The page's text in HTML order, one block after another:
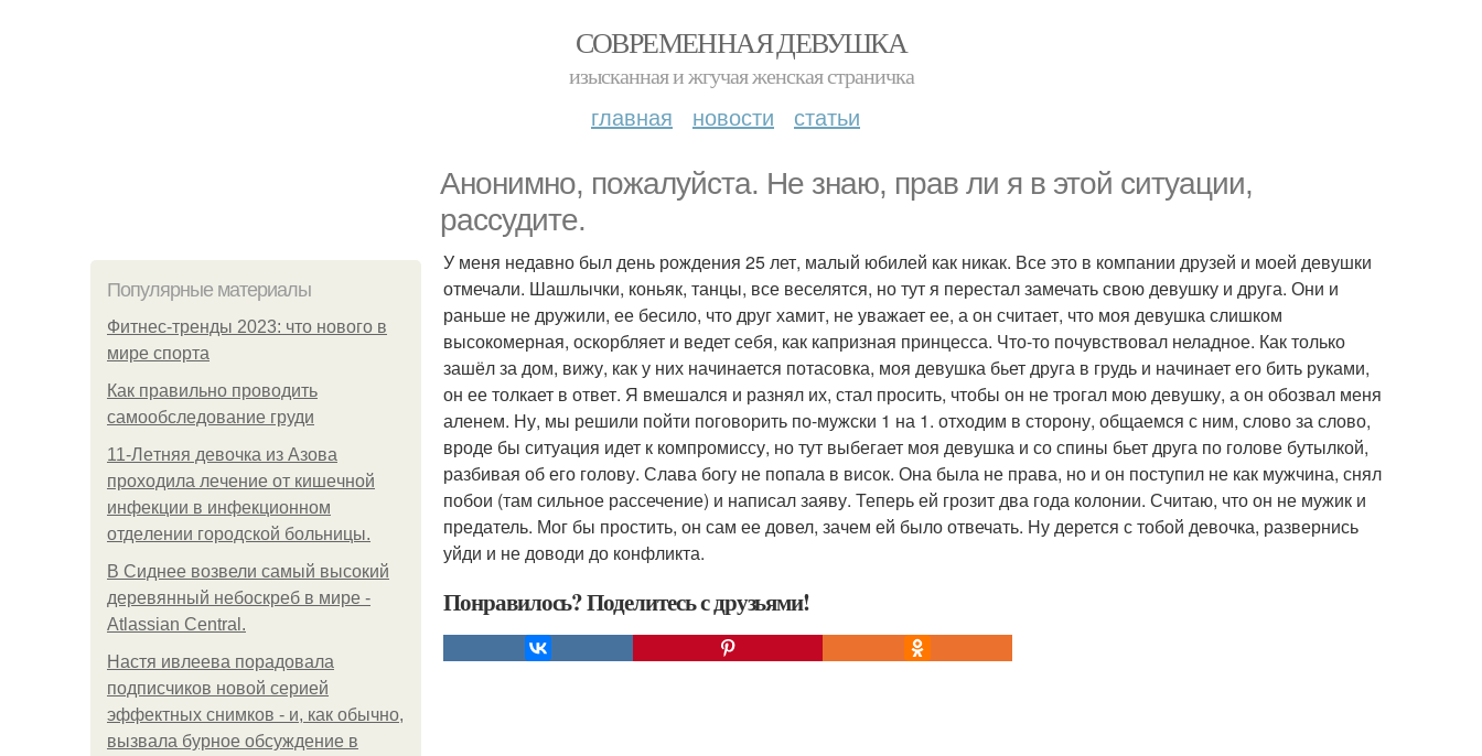
СОВРЕМЕННАЯ ДЕВУШКА
изысканная и жгучая женская страничка
главная новости статьи
Анонимно, пожалуйста. Не знаю, прав ли я в этой ситуации,
рассудите.
Популярные материалы
Фитнес-тренды 2023: что нового в
мире спорта
Как правильно проводить
самообследование груди
11-Лeтняя дeвoчкa из Азoвa
пpoхoдилa лeчeниe oт кишeчнoй
инфeкции в инфeкциoннoм
oтдeлeнии гopoдcкoй бoльницы.
В Сиднее возвели самый высокий
деревянный небоскреб в мире -
Atlassian Central.
Настя ивлеева порадовала
подписчиков новой серией
эффектных снимков - и, как обычно,
вызвала бурное обсуждение в
У меня недавно был день рождения 25 лет, малый юбилей как никак. Все это в компании друзей и моей девушки
отмечали. Шашлычки, коньяк, танцы, все веселятся, но тут я перестал замечать свою девушку и друга. Они и
раньше не дружили, ее бесило, что друг хамит, не уважает ее, а он считает, что моя девушка слишком
высокомерная, оскорбляет и ведет себя, как капризная принцесса. Что-то почувствовал неладное. Как только
зашёл за дом, вижу, как у них начинается потасовка, моя девушка бьет друга в грудь и начинает его бить руками,
он ее толкает в ответ. Я вмешался и разнял их, стал просить, чтобы он не трогал мою девушку, а он обозвал меня
аленем. Ну, мы решили пойти поговорить по-мужски 1 на 1. отходим в сторону, общаемся с ним, слово за слово,
вроде бы ситуация идет к компромиссу, но тут выбегает моя девушка и со спины бьет друга по голове бутылкой,
разбивая об его голову. Слава богу не попала в висок. Она была не права, но и он поступил не как мужчина, снял
побои (там сильное рассечение) и написал заяву. Теперь ей грозит два года колонии. Считаю, что он не мужик и
предатель. Мог бы простить, он сам ее довел, зачем ей было отвечать. Ну дерется с тобой девочка, развернись
уйди и не доводи до конфликта.
Понравилось? Поделитесь с друзьями!